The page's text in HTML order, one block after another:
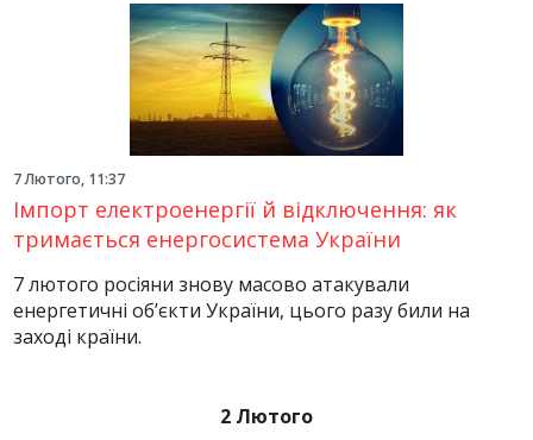
7 Лютого, 11:37
Імпорт електроенергії й відключення: як
тримається енергосистема України
7 лютого росіяни знову масово атакували
енергетичні об’єкти України, цього разу били на
заході країни.
2 Лютого